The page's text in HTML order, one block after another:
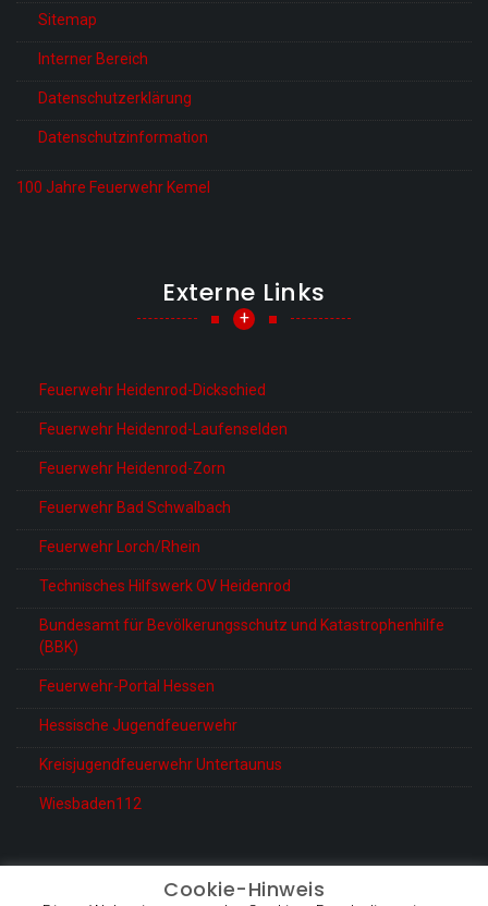
Sitemap
Interner Bereich
Datenschutzerklärung
Datenschutzinformation
100 Jahre Feuerwehr Kemel
Externe Links
+
Feuerwehr Heidenrod-Dickschied
Feuerwehr Heidenrod-Laufenselden
Feuerwehr Heidenrod-Zorn
Feuerwehr Bad Schwalbach
Feuerwehr Lorch/Rhein
Technisches Hilfswerk OV Heidenrod
Bundesamt für Bevölkerungsschutz und Katastrophenhilfe
(BBK)
Feuerwehr-Portal Hessen
Hessische Jugendfeuerwehr
Kreisjugendfeuerwehr Untertaunus
Wiesbaden112
Cookie-Hinweis